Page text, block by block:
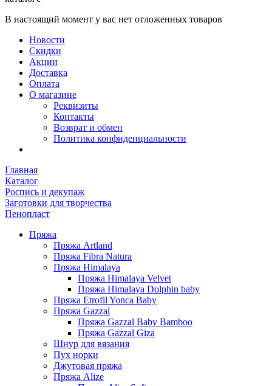
В настоящий момент у вас нет отложенных товаров
Новости
Скидки
Акции
Доставка
Оплата
О магазине
Реквизиты
Контакты
Возврат и обмен
Политика конфиденциальности
Главная
Каталог
Роспись и декупаж
Заготовки для творчества
Пенопласт
Пряжа
Пряжа Artland
Пряжа Fibra Natura
Пряжа Himalaya
Пряжа Himalaya Velvet
Пряжа Himalaya Dolphin baby
Пряжа Etrofil Yonca Baby
Пряжа Gazzal
Пряжа Gazzal Baby Bamboo
Пряжа Gazzal Giza
Шнур для вязания
Пух норки
Джутовая пряжа
Пряжа Alize